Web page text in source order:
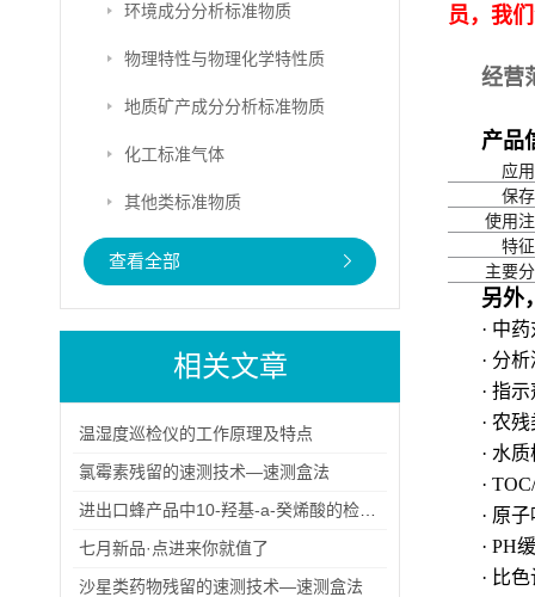
环境成分分析标准物质
物理特性与物理化学特性质
地质矿产成分分析标准物质
化工标准气体
其他类标准物质
查看全部
相关文章
温湿度巡检仪的工作原理及特点
氯霉素残留的速测技术—速测盒法
七月新品·点进来你就值了
沙星类药物残留的速测技术—速测盒法
员，我
经营
产品
应
保
使用
特
主要
另外
· 中
· 分
· 指
· 农
· 水
·
· 原
· PH
· 比